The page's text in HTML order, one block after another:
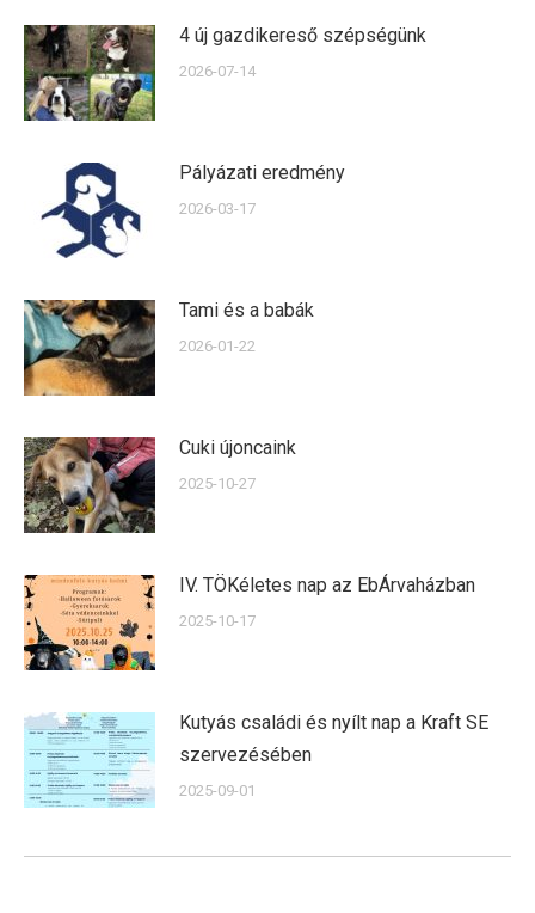
4 új gazdikereső szépségünk
2026-07-14
Pályázati eredmény
2026-03-17
Tami és a babák
2026-01-22
Cuki újoncaink
2025-10-27
IV. TÖKéletes nap az EbÁrvaházban
2025-10-17
Kutyás családi és nyílt nap a Kraft SE
szervezésében
2025-09-01